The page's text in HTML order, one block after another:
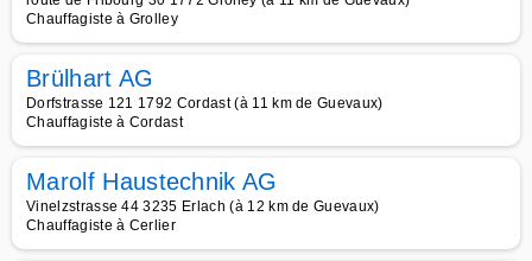
Chauffagiste à Grolley
Brülhart AG
Dorfstrasse 121 1792 Cordast (à 11 km de Guevaux)
Chauffagiste à Cordast
Marolf Haustechnik AG
Vinelzstrasse 44 3235 Erlach (à 12 km de Guevaux)
Chauffagiste à Cerlier